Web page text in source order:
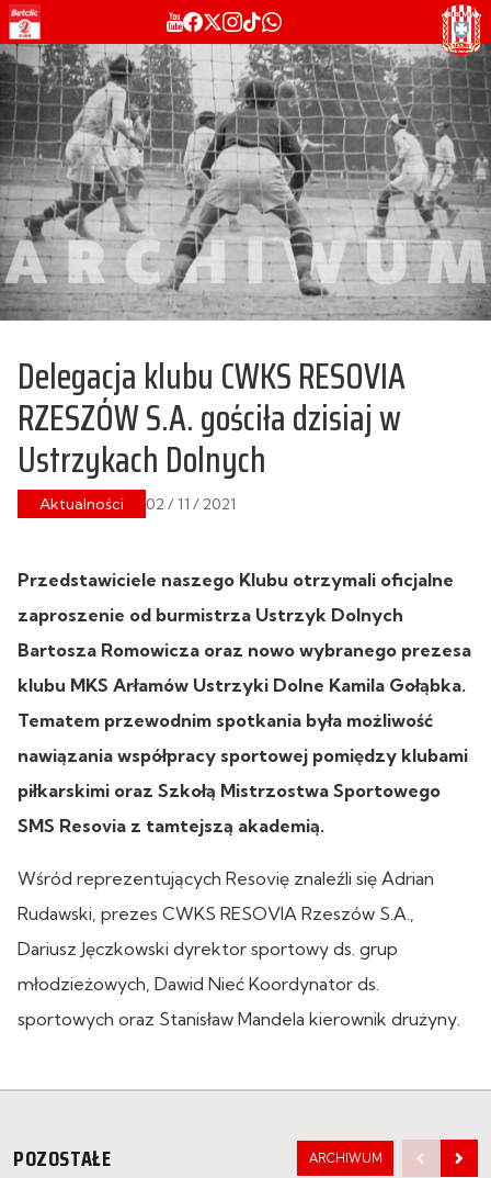
Delegacja klubu CWKS RESOVIA
RZESZÓW S.A. gościła dzisiaj w
Ustrzykach Dolnych
Aktualności 02 / 11 / 2021
Przedstawiciele naszego Klubu otrzymali oficjalne
zaproszenie od burmistrza Ustrzyk Dolnych
Bartosza Romowicza oraz nowo wybranego prezesa
klubu MKS Arłamów Ustrzyki Dolne Kamila Gołąbka.
Tematem przewodnim spotkania była możliwość
nawiązania współpracy sportowej pomiędzy klubami
piłkarskimi oraz Szkołą Mistrzostwa Sportowego
SMS Resovia z tamtejszą akademią.
Wśród reprezentujących Resovię znaleźli się Adrian
Rudawski, prezes CWKS RESOVIA Rzeszów S.A.,
Dariusz Jęczkowski dyrektor sportowy ds. grup
młodzieżowych, Dawid Nieć Koordynator ds.
sportowych oraz Stanisław Mandela kierownik drużyny.
POZOSTAŁE ARCHIWUM